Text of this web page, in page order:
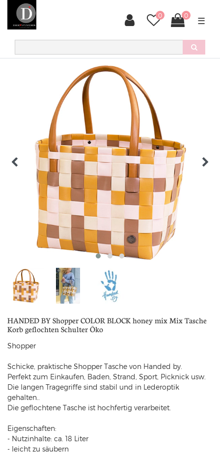
0 0
☰
HANDED BY Shopper COLOR BLOCK honey mix Mix Tasche
Korb geflochten Schulter Öko
Shopper
Schicke, praktische Shopper Tasche von Handed by.
Perfekt zum Einkaufen, Baden, Strand, Sport, Picknick usw.
Die langen Tragegriffe sind stabil und in Lederoptik
gehalten..
Die geflochtene Tasche ist hochfertig verarbeitet.
Eigenschaften:
- Nutzinhalte: ca. 18 Liter
- leicht zu säubern